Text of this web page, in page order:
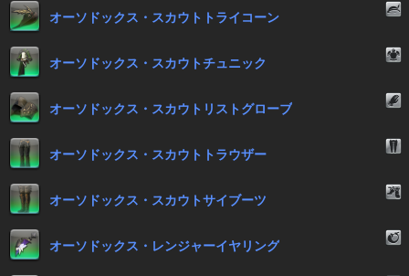
オーソドックス・スカウトトライコーン
オーソドックス・スカウトチュニック
オーソドックス・スカウトリストグローブ
オーソドックス・スカウトトラウザー
オーソドックス・スカウトサイブーツ
オーソドックス・レンジャーイヤリング